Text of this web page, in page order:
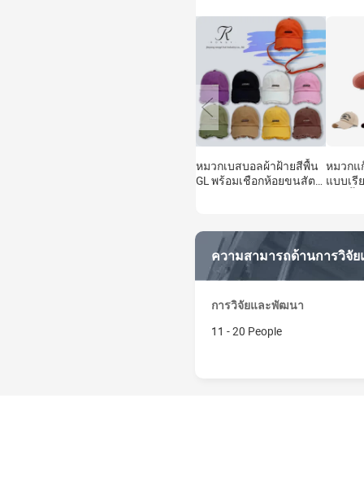
หมวกเบสบอลผ้าฝ้ายสีพื้น
GL พร้อมเชือกห้อยขนสัตว์
หมวกแ
แบบเรี
ความสามารถด้านการวิจั
การวิจัยและพัฒนา
11 - 20 People